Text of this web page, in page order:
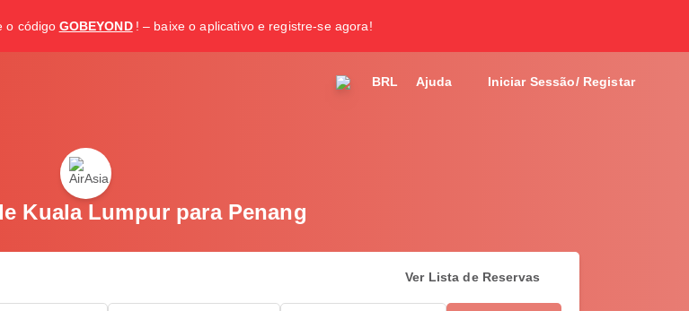
o código GOBEYOND ! – baixe o aplicativo e registre-se agora!
BRL Ajuda Iniciar Sessão/ Registar
Kuala Lumpur para Penang
Ver Lista de Reservas